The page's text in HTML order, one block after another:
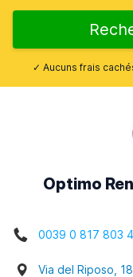
✓ Aucuns frais
Optimo
0039 0 817 803
Via del Riposo,